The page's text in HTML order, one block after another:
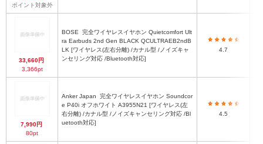
ポイント対象外
33,660円
3,366pt
BOSE
ra Earbuds 2nd Gen BLACK QCULTRAEB2ndB
LK [ワイヤレス(左右分離) /カナル型 /ノイズキャ
ンセリング対応 /Bluetooth対応]
4.7
7,990円
80pt
Anker Japan
e P40i オフホワイト A3955N21 [ワイヤレス(左
右分離) /カナル型 /ノイズキャンセリング対応 /Bl
uetooth対応]
4.5